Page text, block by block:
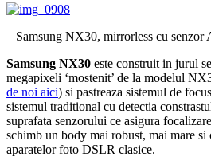
Samsung NX30, mirrorless cu
Samsung NX30 este construit in jurul
megapixeli ‘mostenit’ de la modelul
de noi aici) si pastreaza sistemul de
sistemul traditional cu detectia
suprafata senzorului ce asigura
schimb un body mai robust, mai mare si
aparatelor foto DSLR clasice.